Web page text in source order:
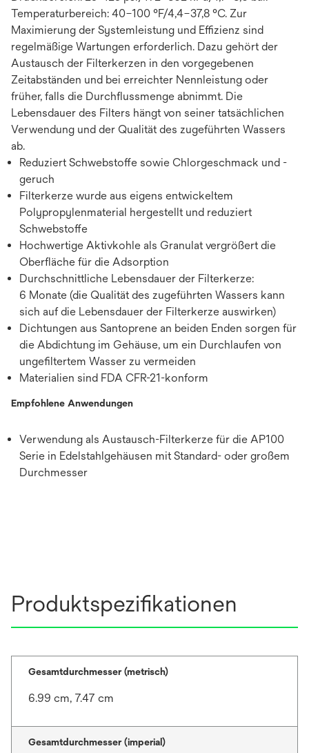
Temperaturbereich: 40–100 °F/4,4–37,8 °C. Zur
Maximierung der Systemleistung und Effizienz sind
regelmäßige Wartungen erforderlich. Dazu gehört der
Austausch der Filterkerzen in den vorgegebenen
Zeitabständen und bei erreichter Nennleistung oder
früher, falls die Durchflussmenge abnimmt. Die
Lebensdauer des Filters hängt von seiner tatsächlichen
Verwendung und der Qualität des zugeführten Wassers
ab.
Reduziert Schwebstoffe sowie Chlorgeschmack und -
geruch
Filterkerze wurde aus eigens entwickeltem
Polypropylenmaterial hergestellt und reduziert
Schwebstoffe
Hochwertige Aktivkohle als Granulat vergrößert die
Oberfläche für die Adsorption
Durchschnittliche Lebensdauer der Filterkerze:
6 Monate (die Qualität des zugeführten Wassers kann
sich auf die Lebensdauer der Filterkerze auswirken)
Dichtungen aus Santoprene an beiden Enden sorgen für
die Abdichtung im Gehäuse, um ein Durchlaufen von
ungefiltertem Wasser zu vermeiden
Materialien sind FDA CFR-21-konform
Empfohlene Anwendungen
Verwendung als Austausch-Filterkerze für die AP100
Serie in Edelstahlgehäusen mit Standard- oder großem
Durchmesser
Produktspezifikationen
Gesamtdurchmesser (metrisch)
6.99 cm, 7.47 cm
Gesamtdurchmesser (imperial)